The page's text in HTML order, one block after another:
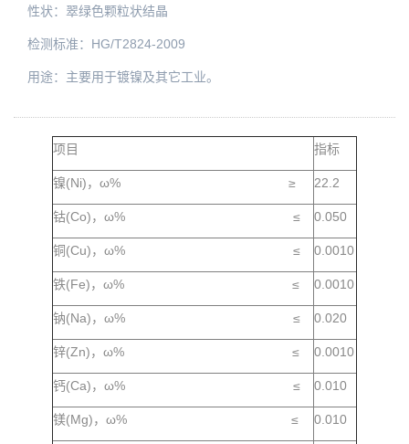
性状：翠绿色颗粒状结晶
检测标准：HG/T2824-2009
用途：主要用于镀镍及其它工业。
项目 指标
镍(Ni)，ω% ≥ 22.2
钴(Co)，ω% ≤ 0.050
铜(Cu)，ω% ≤ 0.0010
铁(Fe)，ω% ≤ 0.0010
钠(Na)，ω% ≤ 0.020
锌(Zn)，ω% ≤ 0.0010
钙(Ca)，ω% ≤ 0.010
镁(Mg)，ω% ≤ 0.010